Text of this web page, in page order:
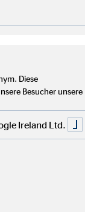
Service "Zoom"
Inhalte
Diese
Besucher unsere
Ireland Ltd.